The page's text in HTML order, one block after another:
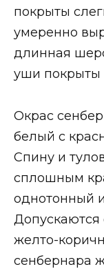
покрыты
умеренно
длинная
уши покрыты
Окрас
белый с
Спину и
сплошным
однотонный
желто-
сенбернара